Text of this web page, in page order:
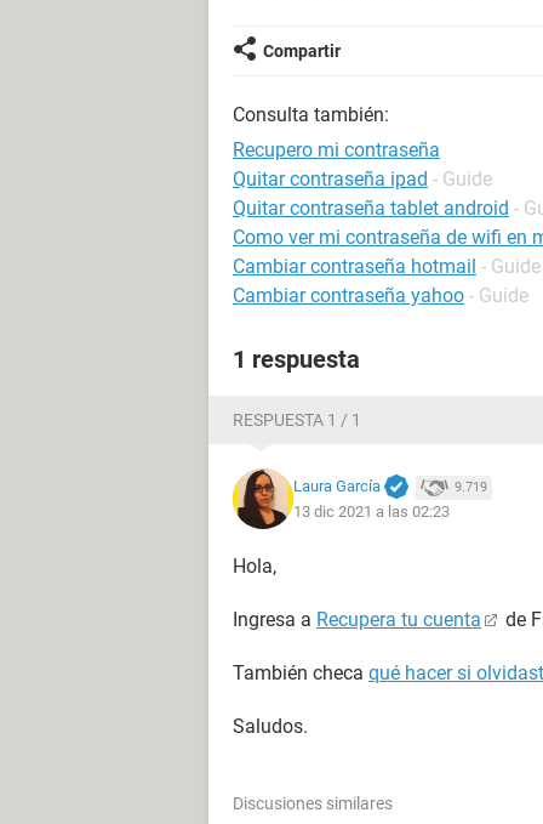
Compartir
Consulta también:
Recupero mi contraseña
Quitar contraseña ipad - Guide
Quitar contraseña tablet android -
Como ver mi contraseña de wifi en
Cambiar contraseña hotmail - Guide
Cambiar contraseña yahoo - Guide
1 respuesta
RESPUESTA 1 / 1
Laura García 9.719
13 dic 2021 a las 02:23
Hola,
Ingresa a Recupera tu cuenta de
También checa qué hacer si
Saludos.
Discusiones similares